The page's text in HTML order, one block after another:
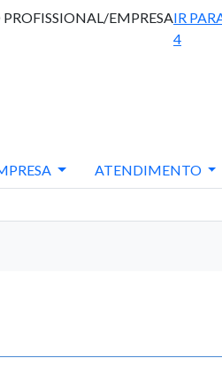
PROFISSIONAL/EMPRESAIR
4
ATENDIMENTO